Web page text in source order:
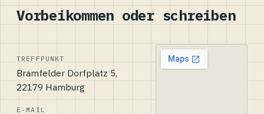
Vorbeikommen oder schreiben
TREFFPUNKT
Bramfelder Dorfplatz 5,
22179 Hamburg
E-MAIL